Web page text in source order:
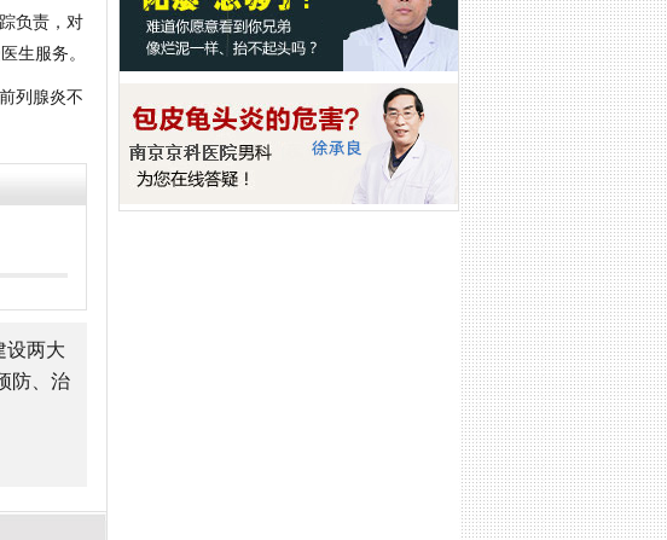
负责，对
生服务。
列腺炎不
设两大
防、治